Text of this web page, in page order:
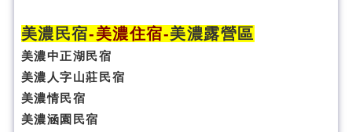
美濃民宿-美濃住宿-美濃露營區
美濃中正湖民宿
美濃人字山莊民宿
美濃情民宿
美濃涵園民宿